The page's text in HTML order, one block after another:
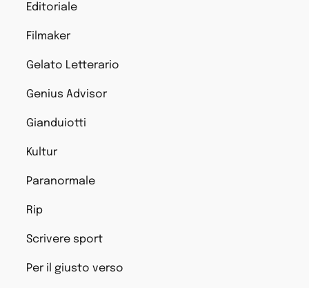
Editoriale
Filmaker
Gelato Letterario
Genius Advisor
Gianduiotti
Kultur
Paranormale
Rip
Scrivere sport
Per il giusto verso